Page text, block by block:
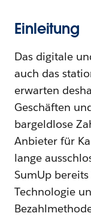
Einleitung
Das digitale
auch das
erwarten
Geschäften
bargeldlose
Anbieter für
lange
SumUp
Technologie